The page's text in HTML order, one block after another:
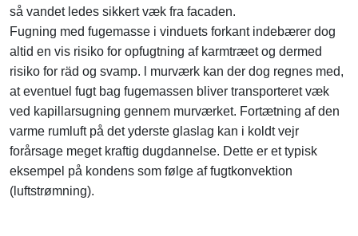
så vandet ledes sikkert væk fra facaden.
Fugning med fugemasse i vinduets forkant indebærer dog
altid en vis risiko for opfugtning af karmtræet og dermed
risiko for räd og svamp. l murværk kan der dog regnes med,
at eventuel fugt bag fugemassen bliver transporteret væk
ved kapillarsugning gennem murværket. Fortætning af den
varme rumluft på det yderste glaslag kan i koldt vejr
forårsage meget kraftig dugdannelse. Dette er et typisk
eksempel på kondens som følge af fugtkonvektion
(luftstrømning).